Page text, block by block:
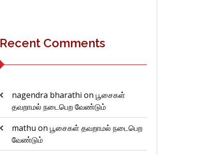
Recent Comments
nagendra bharathi on பூசைகள்
தவறாமல் நடைபெற வேண்டும்
mathu on பூசைகள் தவறாமல் நடைபெற
வேண்டும்